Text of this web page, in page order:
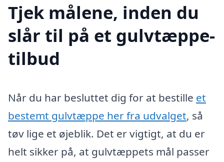
Tjek målene, inden du
slår til på et gulvtæppe-
tilbud
Når du har besluttet dig for at bestille et
bestemt gulvtæppe her fra udvalget, så
tøv lige et øjeblik. Det er vigtigt, at du er
helt sikker på, at gulvtæppets mål passer